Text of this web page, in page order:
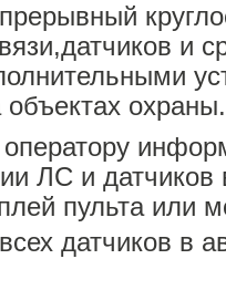
и
охраны.
оператору
ЛС и
пульта или
датчиков в